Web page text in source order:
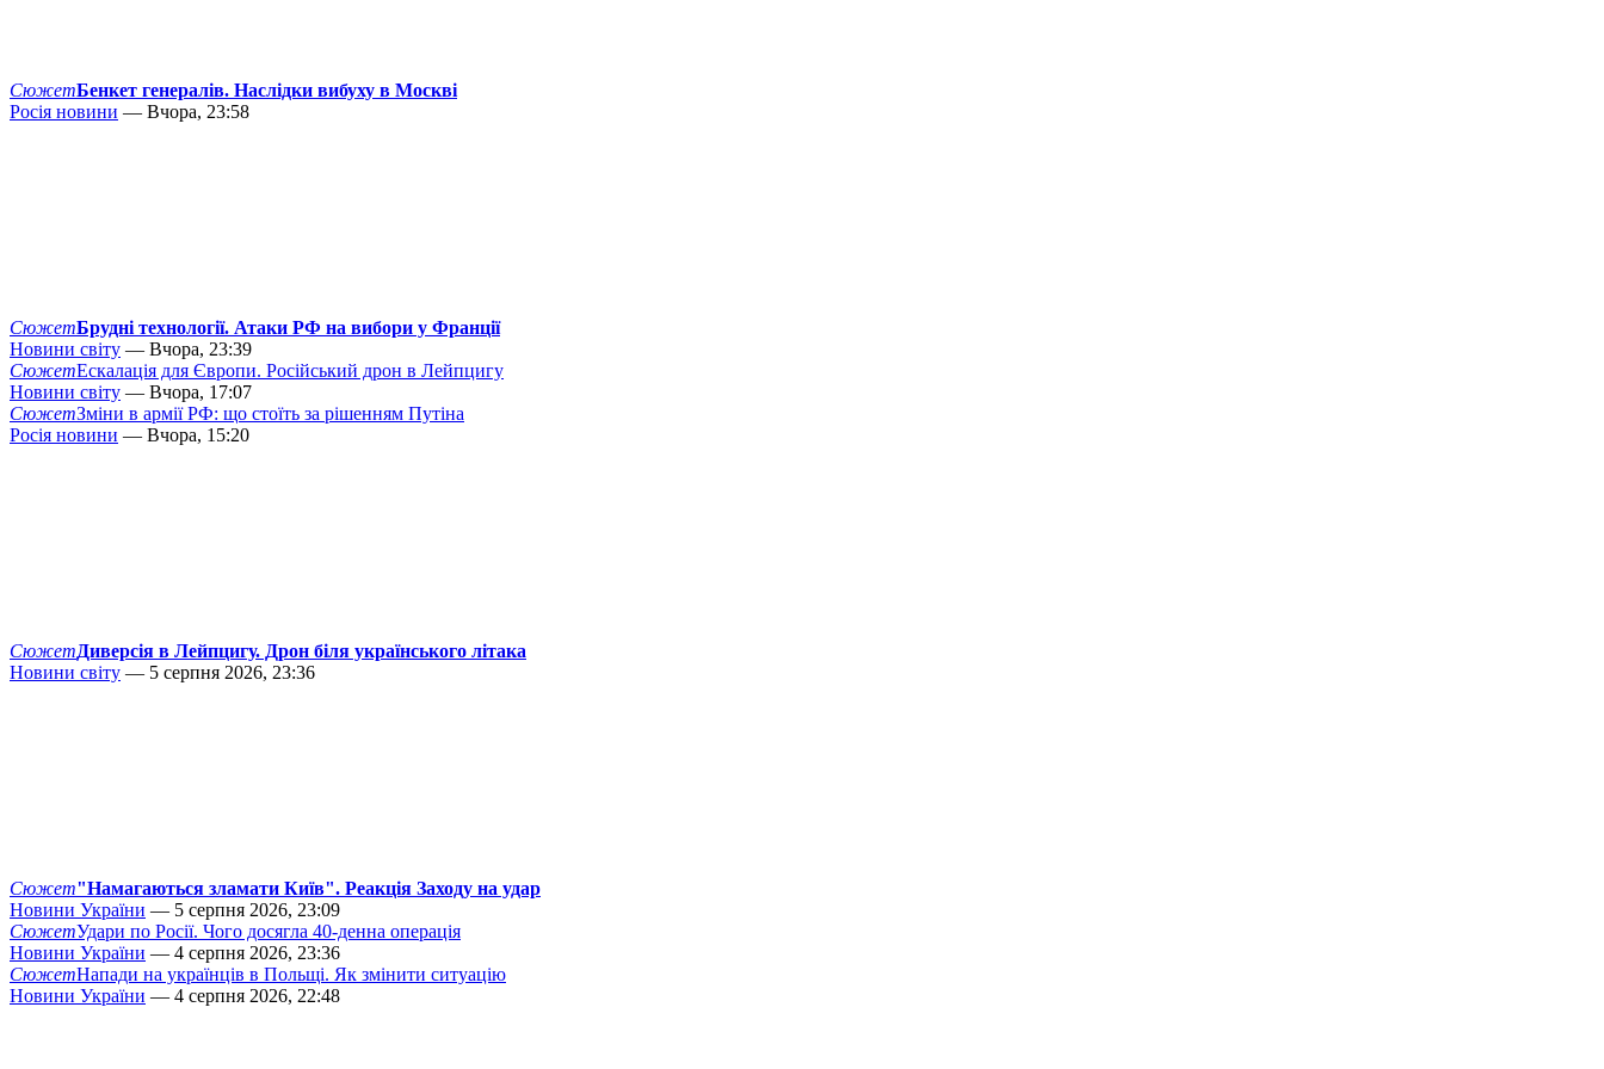
СюжетБенкет генералів. Наслідки вибуху в Москві
Росія новини — Вчора, 23:58
СюжетБрудні технології. Атаки РФ на вибори у Франції
Новини світу — Вчора, 23:39
СюжетЕскалація для Європи. Російський дрон в Лейпцигу
Новини світу — Вчора, 17:07
СюжетЗміни в армії РФ: що стоїть за рішенням Путіна
Росія новини — Вчора, 15:20
СюжетДиверсія в Лейпцигу. Дрон біля українського літака
Новини світу — 5 серпня 2026, 23:36
Сюжет"Намагаються зламати Київ". Реакція Заходу на удар
Новини України — 5 серпня 2026, 23:09
СюжетУдари по Росії. Чого досягла 40-денна операція
Новини України — 4 серпня 2026, 23:36
СюжетНапади на українців в Польщі. Як змінити ситуацію
Новини України — 4 серпня 2026, 22:48